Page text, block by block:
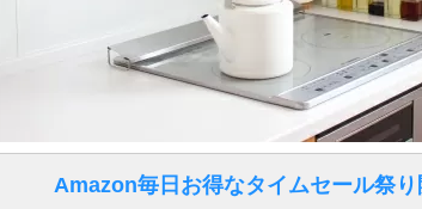
Amazon毎日お得なタイムセール祭り